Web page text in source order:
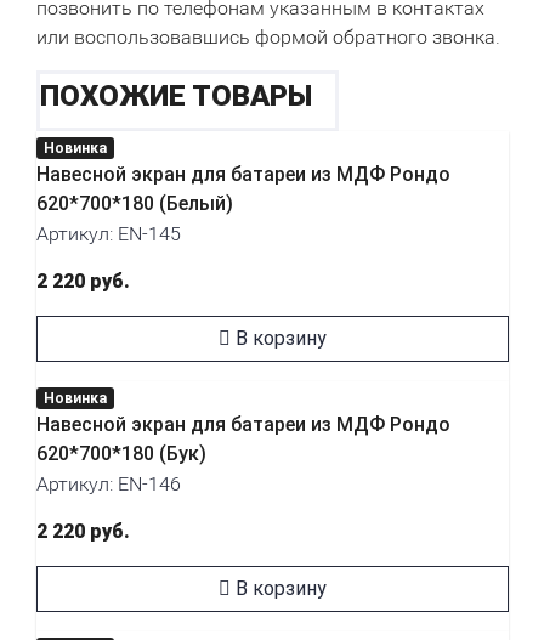
позвонить по телефонам указанным в контактах
или воспользовавшись формой обратного звонка.
ПОХОЖИЕ ТОВАРЫ
Новинка
Навесной экран для батареи из МДФ Рондо
620*700*180 (Белый)
Артикул: EN-145
2 220 руб.
В корзину
Новинка
Навесной экран для батареи из МДФ Рондо
620*700*180 (Бук)
Артикул: EN-146
2 220 руб.
В корзину